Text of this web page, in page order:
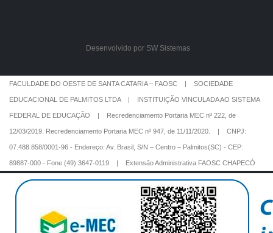
Desenvolvido por SW Sistemas
FACULDADE DO OESTE DE SANTA CATARIA – FAOSC | SOCIEDADE
EDUCACIONAL DE PALMITOS LTDA | INSTITUIÇÃO VINCULADA AO SISTEMA
FEDERAL DE EDUCAÇÃO | Recredenciamento Portaria MEC nº 222, de
12/03/2019. Recredenciamento Portaria MEC nº 947, de 11/11/2020. | CNPJ:
07.488.858/0001-96 - Endereço: Av. Brasil, S/N – Centro – Palmitos(SC) - CEP:
89887-000 - Fone (49) 3647-0119 | Extensão Administrativa FAOSC CHAPECÓ